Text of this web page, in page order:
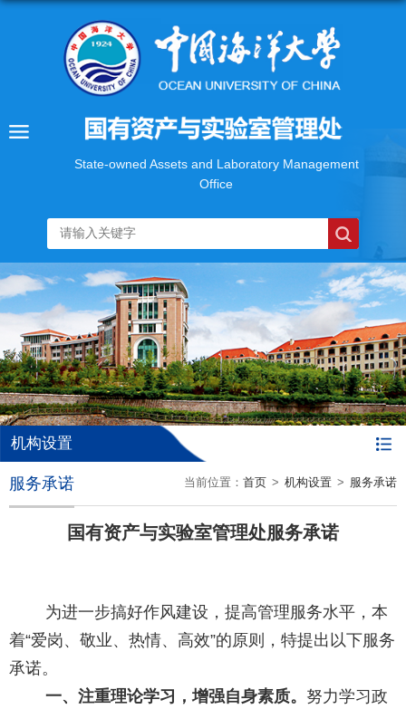
State-owned Assets and Laboratory Management
Office
机构设置
当前位置： 首页 > 机构设置 > 服务承诺
服务承诺
国有资产与实验室管理处服务承诺
为进一步搞好作风建设，提高管理服务水平，本
着“爱岗、敬业、热情、高效”的原则，特提出以下服务
承诺。
一、注重理论学习，增强自身素质。 努力学习政